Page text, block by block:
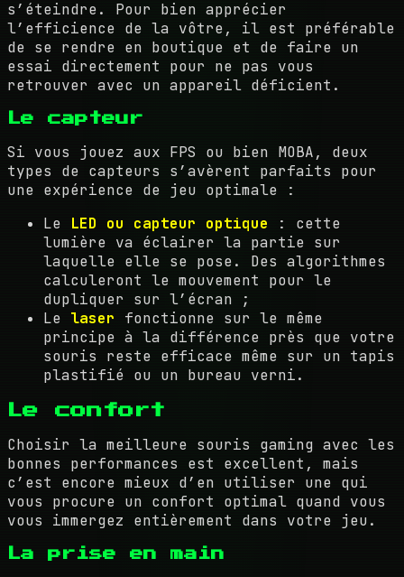
s’éteindre. Pour bien apprécier
l’efficience de la vôtre, il est préférable
de se rendre en boutique et de faire un
essai directement pour ne pas vous
retrouver avec un appareil déficient.
Le capteur
Si vous jouez aux FPS ou bien MOBA, deux
types de capteurs s’avèrent parfaits pour
une expérience de jeu optimale :
Le LED ou capteur optique : cette
lumière va éclairer la partie sur
laquelle elle se pose. Des algorithmes
calculeront le mouvement pour le
dupliquer sur l’écran ;
Le laser fonctionne sur le même
principe à la différence près que votre
souris reste efficace même sur un tapis
plastifié ou un bureau verni.
Le confort
Choisir la meilleure souris gaming avec les
bonnes performances est excellent, mais
c’est encore mieux d’en utiliser une qui
vous procure un confort optimal quand vous
vous immergez entièrement dans votre jeu.
La prise en main